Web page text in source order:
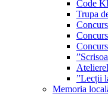
Code
Trupa
”Lecții
Memoria